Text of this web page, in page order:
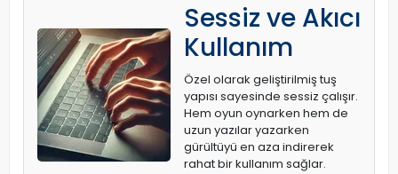
Sessiz ve Akıcı
Kullanım
Özel olarak geliştirilmiş tuş
yapısı sayesinde sessiz çalışır.
Hem oyun oynarken hem de
uzun yazılar yazarken
gürültüyü en aza indirerek
rahat bir kullanım sağlar.